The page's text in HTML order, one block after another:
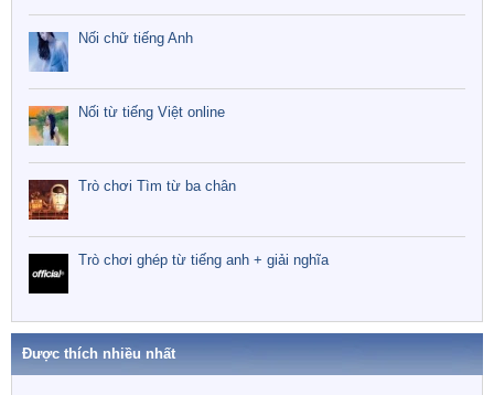
Nối chữ tiếng Anh
Nối từ tiếng Việt online
Trò chơi Tìm từ ba chân
Trò chơi ghép từ tiếng anh + giải nghĩa
Được thích nhiều nhất